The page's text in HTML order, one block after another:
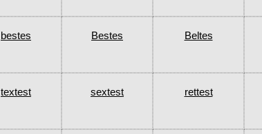
bestes Bestes Beltes
textest sextest rettest